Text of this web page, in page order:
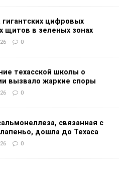
гигантских цифровых
щитов в зеленых зонах
0
техасской школы о
вызвало жаркие споры
0
связанная с
дошла до Техаса
0